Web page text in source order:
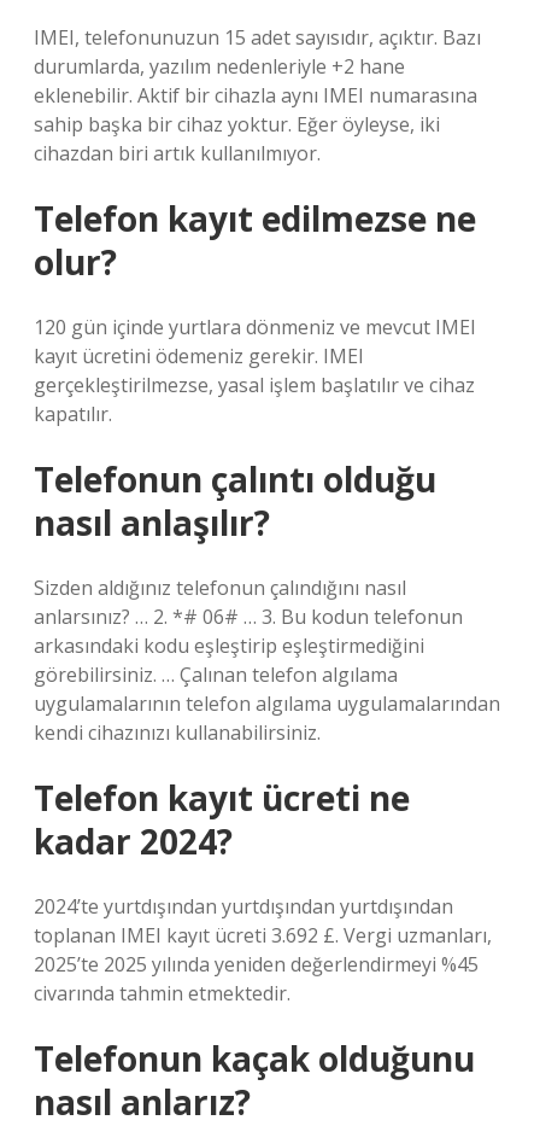
IMEI, telefonunuzun 15 adet sayısıdır, açıktır. Bazı
durumlarda, yazılım nedenleriyle +2 hane
eklenebilir. Aktif bir cihazla aynı IMEI numarasına
sahip başka bir cihaz yoktur. Eğer öyleyse, iki
cihazdan biri artık kullanılmıyor.
Telefon kayıt edilmezse ne
olur?
120 gün içinde yurtlara dönmeniz ve mevcut IMEI
kayıt ücretini ödemeniz gerekir. IMEI
gerçekleştirilmezse, yasal işlem başlatılır ve cihaz
kapatılır.
Telefonun çalıntı olduğu
nasıl anlaşılır?
Sizden aldığınız telefonun çalındığını nasıl
anlarsınız? … 2. *# 06# … 3. Bu kodun telefonun
arkasındaki kodu eşleştirip eşleştirmediğini
görebilirsiniz. … Çalınan telefon algılama
uygulamalarının telefon algılama uygulamalarından
kendi cihazınızı kullanabilirsiniz.
Telefon kayıt ücreti ne
kadar 2024?
2024’te yurtdışından yurtdışından yurtdışından
toplanan IMEI kayıt ücreti 3.692 £. Vergi uzmanları,
2025’te 2025 yılında yeniden değerlendirmeyi %45
civarında tahmin etmektedir.
Telefonun kaçak olduğunu
nasıl anlarız?